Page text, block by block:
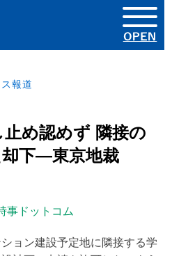
報道
め認めず 隣接の
却下―東京地裁
事ドットコム
ョン建設予定地に隣接する学